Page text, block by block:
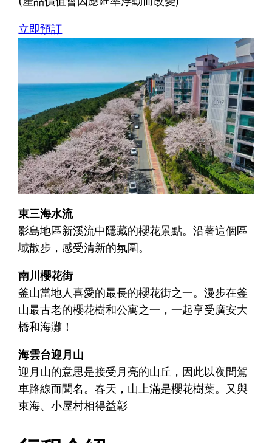
立即預訂
東三海水流
影島地區新溪流中隱藏的櫻花景點。沿著這個區
域散步，感受清新的氛圍。
南川櫻花街
釜山當地人喜愛的最長的櫻花街之一。漫步在釜
山最古老的櫻花樹和公寓之一，一起享受廣安大
橋和海灘！
海雲台迎月山
迎月山的意思是接受月亮的山丘，因此以夜間駕
車路線而聞名。春天，山上滿是櫻花樹葉。又與
東海、小屋村相得益彰